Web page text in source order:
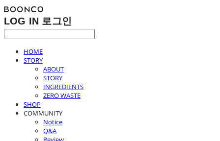
LOG IN 로그인
HOME
STORY
ABOUT
STORY
INGREDIENTS
ZERO WASTE
SHOP
COMMUNITY
Notice
Q&A